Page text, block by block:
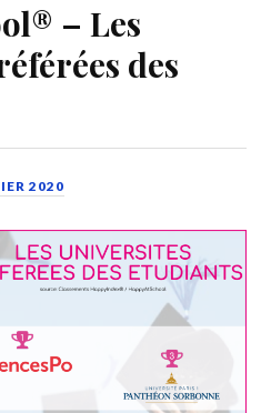
– Les
des
2020